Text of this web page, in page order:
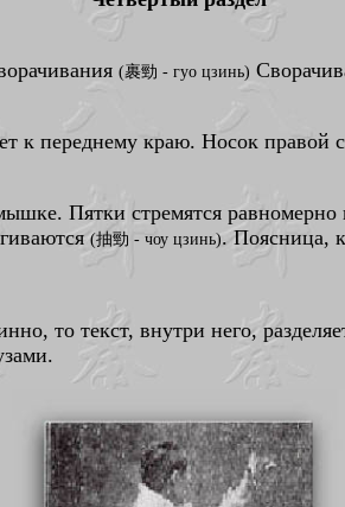
(裹勁 - гуо цзинь)
к переднему краю. Носок правой
Пятки стремятся
(抽勁 - чоу цзинь). Поясница,
то текст, внутри него,